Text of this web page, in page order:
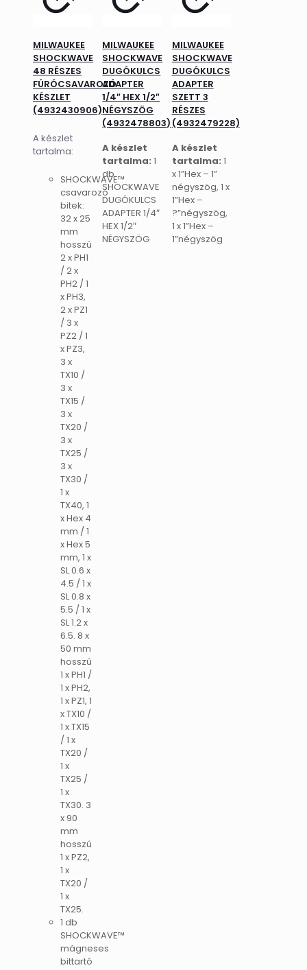
MILWAUKEE
SHOCKWAVE
48 RÉSZES
FÚRÓCSAVAROZÓ
KÉSZLET
(4932430906)
A készlet
tartalma:
SHOCKWAVE™
csavarozó
bitek:
32 x 25
mm
hosszú
2 x PH1
/ 2 x
PH2 / 1
x PH3,
2 x PZ1
/ 3 x
PZ2 / 1
x PZ3,
3 x
TX10 /
3 x
TX15 /
3 x
TX20 /
3 x
TX25 /
3 x
TX30 /
1 x
TX40, 1
x Hex 4
mm / 1
x Hex 5
mm, 1 x
SL 0.6 x
4.5 / 1 x
SL 0.8 x
5.5 / 1 x
SL 1.2 x
6.5. 8 x
50 mm
hosszú
1 x PH1 /
1 x PH2,
1 x PZ1, 1
x TX10 /
1 x TX15
/ 1 x
TX20 /
1 x
TX25 /
1 x
TX30. 3
x 90
mm
hosszú
1 x PZ2,
1 x
TX20 /
1 x
TX25.
1 db
SHOCKWAVE™
mágneses
bittartó
MILWAUKEE
SHOCKWAVE
DUGÓKULCS
ADAPTER
1/4″ HEX 1/2″
NÉGYSZÖG
(4932478803)
A készlet
tartalma: 1
db
SHOCKWAVE
DUGÓKULCS
ADAPTER 1/4″
HEX 1/2″
NÉGYSZÖG
MILWAUKEE
SHOCKWAVE
DUGÓKULCS
ADAPTER
SZETT 3
RÉSZES
(4932479228)
A készlet
tartalma: 1
x 1”Hex – 1”
négyszög, 1 x
1”Hex –
?”négyszög,
1 x 1”Hex –
1”négyszög